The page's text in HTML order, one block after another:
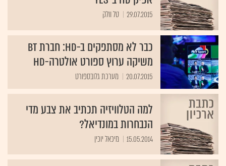
29.07.2015 טל וולק
כבר לא מסתפקים ב-HD: חברת BT
משיקה ערוץ ספורט אולטרה-HD
20.07.2015 מערכת גלובספורט
למה הטלוויזיה תכתיב את צבע מדי
הנבחרות במונדיאל?
15.05.2014 מיכאל יוכין